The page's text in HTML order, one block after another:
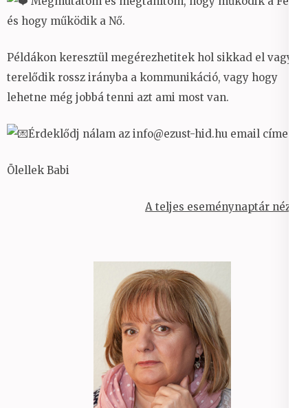
és hogy működik a Nő.
Példákon keresztül megérezhetitek hol sikkad el vagy
terelődik rossz irányba a kommunikáció, vagy hogy
lehetne még jobbá tenni azt ami most van.
Érdeklődj nálam az info@ezust-hid.hu email címen.
Ölellek Babi
A teljes eseménynaptár nézet